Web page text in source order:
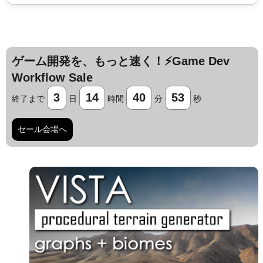
ゲーム開発を、もっと速く！⚡️Game Dev
Workflow Sale
終了まで 3 日 14 時間 40 分 52 秒
セール会場へ